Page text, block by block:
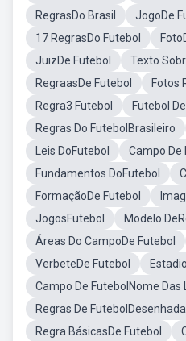
RegrasDo Brasil
JogoDe
17 RegrasDo Futebol
JuizDe Futebol
Texto
RegraasDe Futebol
Fotos
Regra3 Futebol
Futebol
Regras Do FutebolBrasileiro
Leis DoFutebol
Campo De
Fundamentos DoFutebol
FormaçãoDe Futebol
JogosFutebol
Modelo
Áreas Do CampoDe Futebol
VerbeteDe Futebol
Campo De FutebolNome Das
Regras De
Regra BásicasDe Futebol